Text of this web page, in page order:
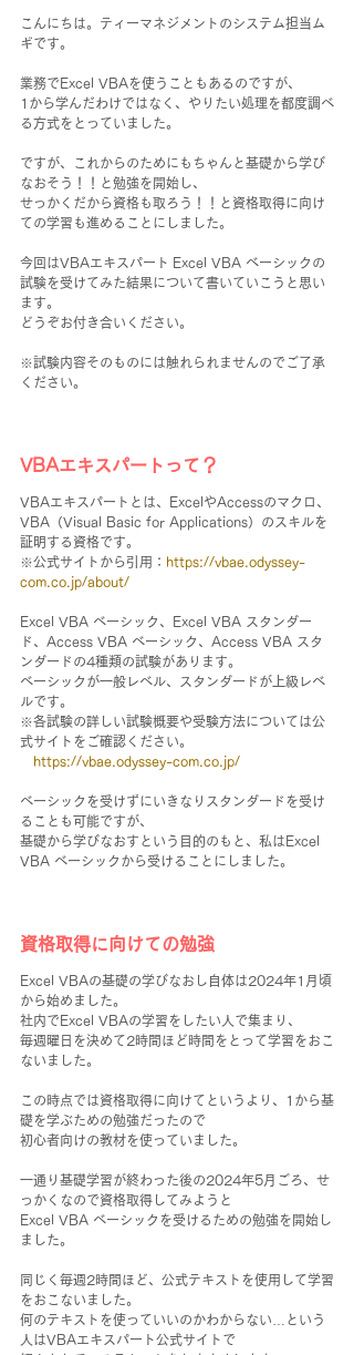
こんにちは。ティーマネジメントのシステム担当ム
ギです。
業務でExcel VBAを使うこともあるのですが、
1から学んだわけではなく、やりたい処理を都度調べ
る方式をとっていました。
ですが、これからのためにもちゃんと基礎から学び
なおそう！！と勉強を開始し、
せっかくだから資格も取ろう！！と資格取得に向け
ての学習も進めることにしました。
今回はVBAエキスパート Excel VBA ベーシックの
試験を受けてみた結果について書いていこうと思い
ます。
どうぞお付き合いください。
※試験内容そのものには触れられませんのでご了承
ください。
VBAエキスパートって？
VBAエキスパートとは、ExcelやAccessのマクロ、
VBA（Visual Basic for Applications）のスキルを
証明する資格です。
※公式サイトから引用： https://vbae.odyssey-
com.co.jp/about/
Excel VBA ベーシック、Excel VBA スタンダー
ド、Access VBA ベーシック、Access VBA スタ
ンダードの4種類の試験があります。
ベーシックが一般レベル、スタンダードが上級レベ
ルです。
※各試験の詳しい試験概要や受験方法については公
式サイトをご確認ください。
https://vbae.odyssey-com.co.jp/
ベーシックを受けずにいきなりスタンダードを受け
ることも可能ですが、
基礎から学びなおすという目的のもと、私はExcel
VBA ベーシックから受けることにしました。
資格取得に向けての勉強
Excel VBAの基礎の学びなおし自体は2024年1月頃
から始めました。
社内でExcel VBAの学習をしたい人で集まり、
毎週曜日を決めて2時間ほど時間をとって学習をおこ
ないました。
この時点では資格取得に向けてというより、1から基
礎を学ぶための勉強だったので
初心者向けの教材を使っていました。
一通り基礎学習が終わった後の2024年5月ごろ、せ
っかくなので資格取得してみようと
Excel VBA ベーシックを受けるための勉強を開始し
ました。
同じく毎週2時間ほど、公式テキストを使用して学習
をおこないました。
何のテキストを使っていいのかわからない…という
人はVBAエキスパート公式サイトで